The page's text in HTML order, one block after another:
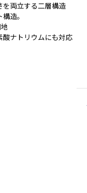
両立する二層構造
造。
ナトリウムにも対応